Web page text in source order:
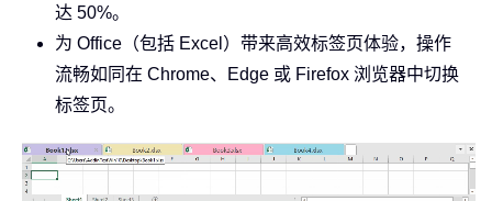
达 50%。
为 Office（包括 Excel）带来高效标签页体验，操作
流畅如同在 Chrome、Edge 或 Firefox 浏览器中切换
标签页。